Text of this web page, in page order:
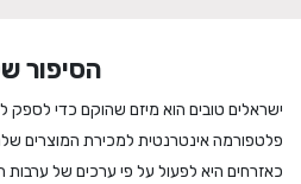
הסיפור
ישראלים טובים הוא מיזם שהוקם כדי
פלטפורמה אינטרנטית למכירת המוצרים
כאזרחים היא לפעול על פי ערכים של ערבות